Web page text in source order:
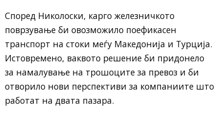
Според Николоски, карго железничкото
поврзување би овозможило поефикасен
транспорт на стоки меѓу Македонија и Турција.
Истовремено, ваквото решение би придонело
за намалување на трошоците за превоз и би
отворило нови перспективи за компаниите што
работат на двата пазара.